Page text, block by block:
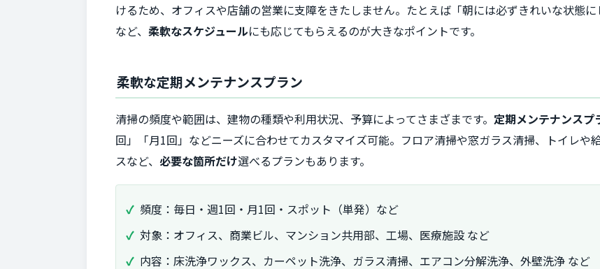
けるため、オフィスや店舗の営業に支障をきたしません。たとえば「朝には必ずきれいな状態
など、 柔軟なスケジュールにも応じてもらえるのが大きなポイントです。
柔軟な定期メンテナンスプラン
清掃の頻度や範囲は、建物の種類や利用状況、予算によってさまざまです。 定期メンテナンスプ
回」「月1回」などニーズに合わせてカスタマイズ可能。フロア清掃や窓ガラス清掃、トイレや
スなど、 必要な箇所だけ選べるプランもあります。
頻度：毎日・週1回・月1回・スポット（単発）など
対象：オフィス、商業ビル、マンション共用部、工場、医療施設 など
内容：床洗浄ワックス、カーペット洗浄、ガラス清掃、エアコン分解洗浄、外壁洗浄 など